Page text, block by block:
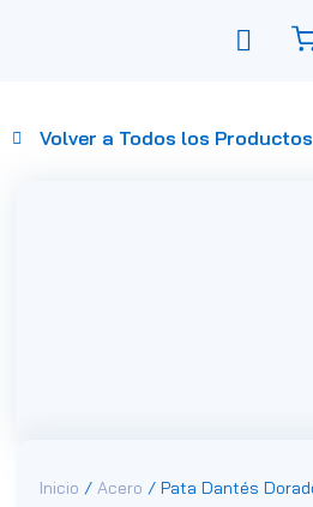
Volver a Todos los Productos
Inicio /Acero / Pata Dantés